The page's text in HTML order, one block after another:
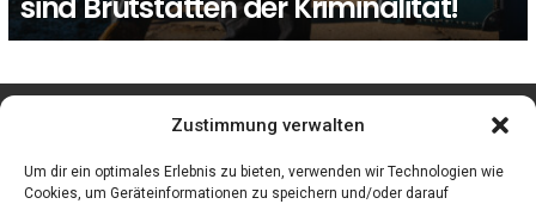
Zustimmung verwalten
Um dir ein optimales Erlebnis zu bieten, verwenden wir Technologien wie
Cookies, um Geräteinformationen zu speichern und/oder darauf
facebook instagram